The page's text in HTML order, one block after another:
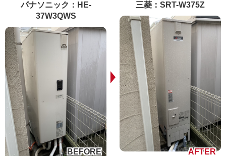
パナソニック：HE-
37W3QWS
三菱：SRT-W375Z